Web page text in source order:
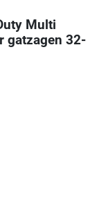
Multi
gatzagen 32-